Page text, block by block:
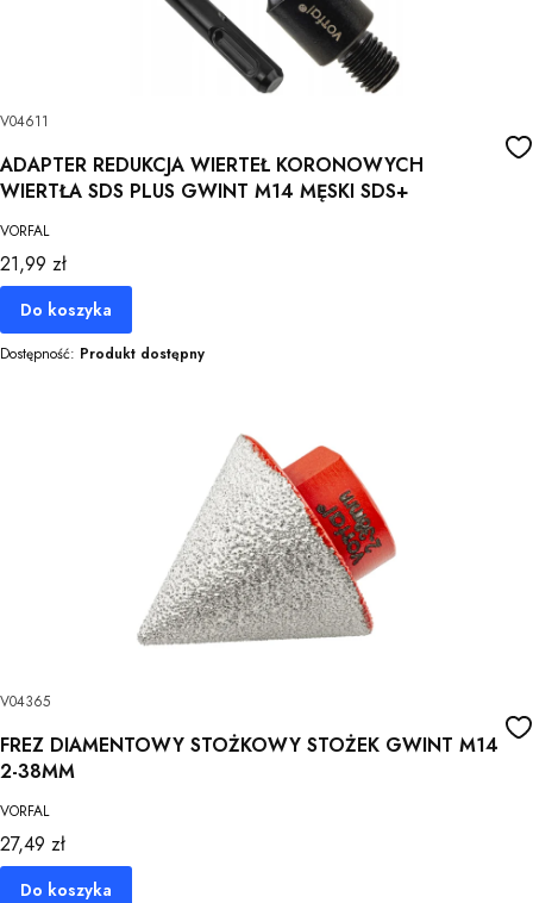
V04611
ADAPTER REDUKCJA WIERTEŁ KORONOWYCH
WIERTŁA SDS PLUS GWINT M14 MĘSKI SDS+
VORFAL
Cena
21,99 zł
Do koszyka
Dostępność: Produkt dostępny
V04365
FREZ DIAMENTOWY STOŻKOWY STOŻEK GWINT M14
2-38MM
VORFAL
Cena
27,49 zł
Do koszyka